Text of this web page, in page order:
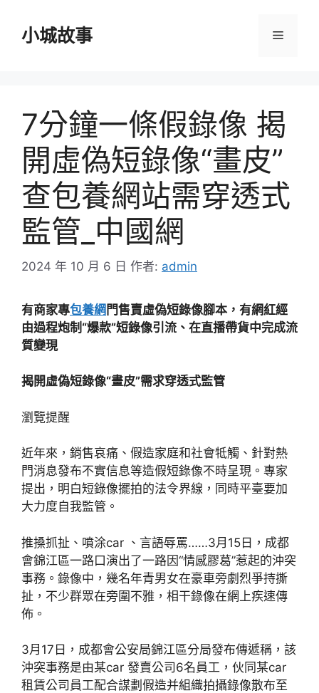
小城故事 選
7分鐘一條假錄像 揭
開虛偽短錄像“畫皮”
查包養網站需穿透式
監管_中國網
2024 年 10 月 6 日 作者: admin
有商家專包養網 門售賣虛偽短錄像腳本，有網紅經
由過程炮制“爆款”短錄像引流、在直播帶貨中完成流
質變現
揭開虛偽短錄像“畫皮”需求穿透式監管
瀏覽提醒
近年來，銷售哀痛、假造家庭和社會牴觸、針對熱
門消息發布不實信息等造假短錄像不時呈現。專家
提出，明白短錄像擺拍的法令界線，同時平臺要加
大力度自我監管。
推搡抓扯、噴涂car 、言語辱罵……3月15日，成都
會錦江區一路口演出了一路因“情感膠葛”惹起的沖突
事務。錄像中，幾名年青男女在豪車旁劇烈爭持撕
扯，不少群眾在旁圍不雅，相干錄像在網上疾速傳
佈。
3月17日，成都會公安局錦江區分局發布傳遞稱，該
沖突事務是由某car 發賣公司6名員工，伙同某car
租賃公司員工配合謀劃假造并組織拍攝錄像散布至